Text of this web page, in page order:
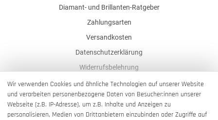
Diamant- und Brillanten-Ratgeber
Zahlungsarten
Versandkosten
Datenschutzerklärung
Widerrufsbelehrung
AGB
Impressum
Barrierefreiheitserklärung
Wir verwenden Cookies und ähnliche Technologien auf unserer Website
und verarbeiten personenbezogene Daten von Besucher:innen unserer
Webseite (z.B. IP-Adresse), um z.B. Inhalte und Anzeigen zu
personalisieren, Medien von Drittanbietern einzubinden oder Zugriffe auf